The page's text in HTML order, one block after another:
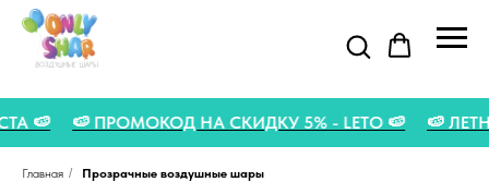
🍉 🍉 ПРОМОКОД НА СКИДКУ 5% - LETO 🍉 🍉
Главная / Прозрачные воздушные шары